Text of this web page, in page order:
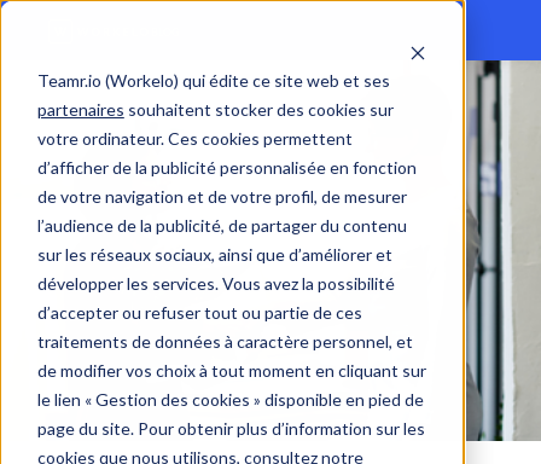
Teamr.io (Workelo) qui édite ce site web et ses
partenaires souhaitent stocker des cookies sur
votre ordinateur. Ces cookies permettent
d’afficher de la publicité personnalisée en fonction
de votre navigation et de votre profil, de mesurer
l’audience de la publicité, de partager du contenu
sur les réseaux sociaux, ainsi que d’améliorer et
développer les services. Vous avez la possibilité
d’accepter ou refuser tout ou partie de ces
traitements de données à caractère personnel, et
de modifier vos choix à tout moment en cliquant sur
le lien « Gestion des cookies » disponible en pied de
page du site. Pour obtenir plus d’information sur les
cookies que nous utilisons, consultez notre